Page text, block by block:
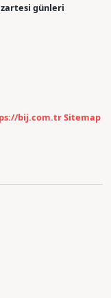
günleri
bij.com.trSitemap